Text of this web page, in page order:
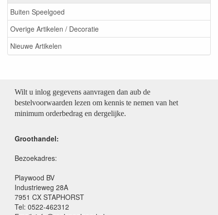
Buiten Speelgoed
Overige Artikelen / Decoratie
Nieuwe Artikelen
Wilt u inlog gegevens aanvragen dan aub de
bestelvoorwaarden lezen om kennis te nemen van het
minimum orderbedrag en dergelijke.
Groothandel:
Bezoekadres:
Playwood BV
Industrieweg 28A
7951 CX STAPHORST
Tel: 0522-462312